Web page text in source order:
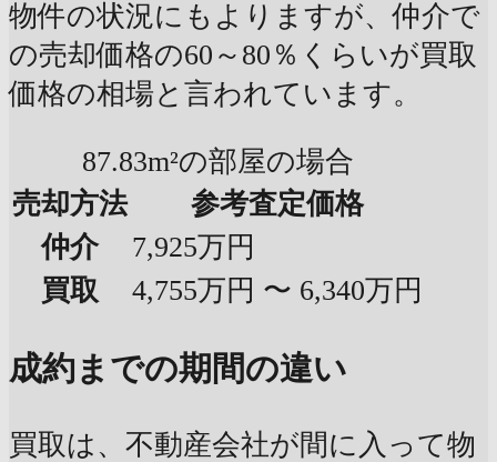
物件の状況にもよりますが、仲介で
の売却価格の60～80％くらいが買取
価格の相場と言われています。
87.83m²の部屋の場合
売却方法
参考査定価格
仲介
7,925万円
買取
4,755万円 〜 6,340万円
成約までの期間の違い
買取は、不動産会社が間に入って物